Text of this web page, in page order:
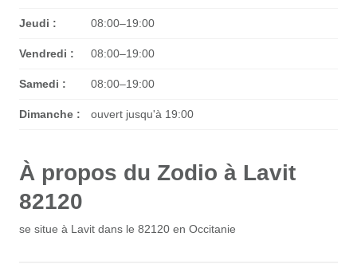
Jeudi : 08:00–19:00
Vendredi : 08:00–19:00
Samedi : 08:00–19:00
Dimanche : ouvert jusqu'à 19:00
À propos du Zodio à Lavit
82120
se situe à Lavit dans le 82120 en Occitanie